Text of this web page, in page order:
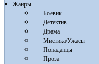
Жанры
Боевик
Детектив
Драма
Мистика/Ужасы
Попаданцы
Проза